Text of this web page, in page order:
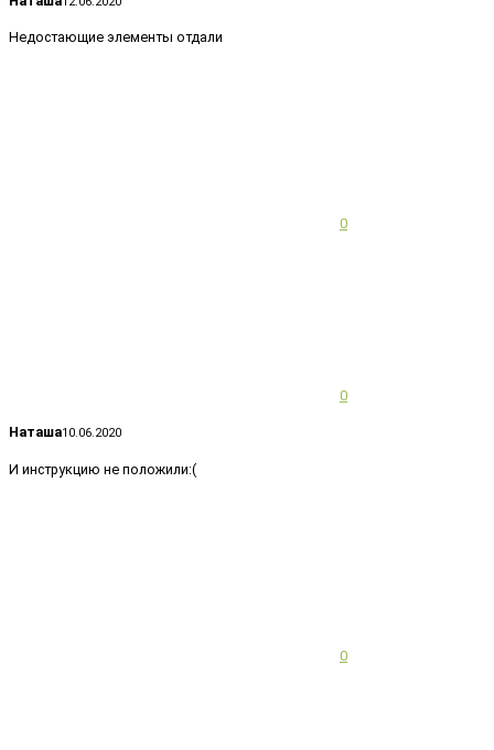
Недостающие элементы отдали
0
0
Наташа10.06.2020
И инструкцию не положили:(
0